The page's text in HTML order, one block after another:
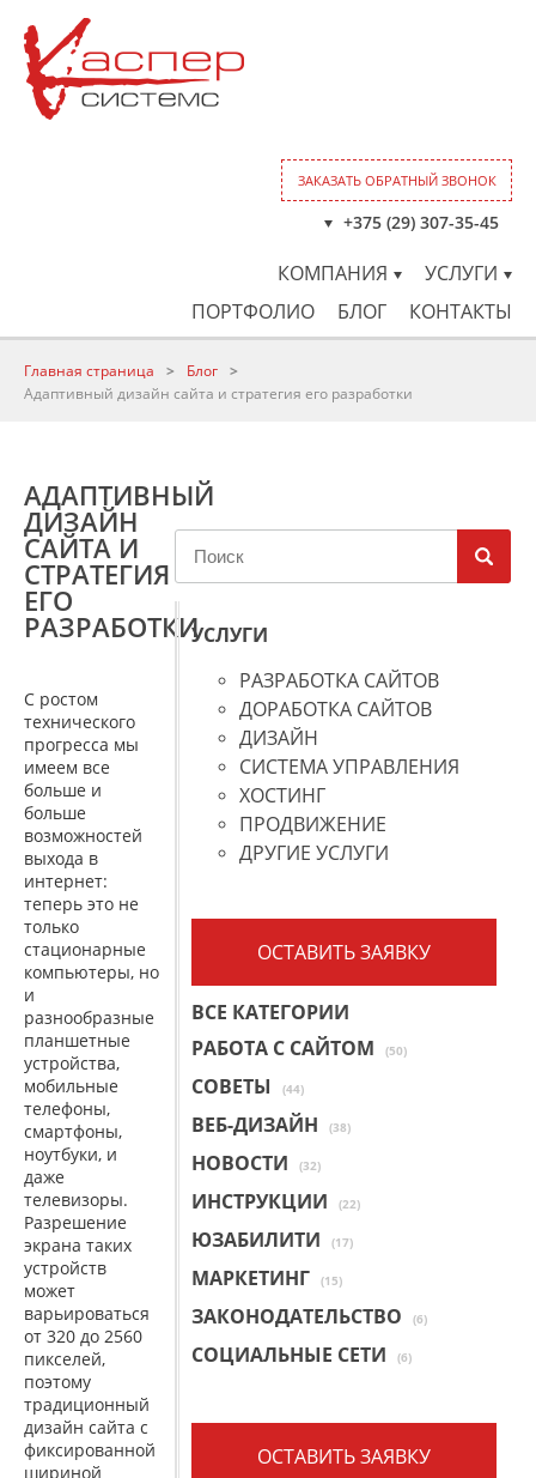
ЗАКАЗАТЬ ОБРАТНЫЙ ЗВОНОК
+375 (29) 307-35-45
КОМПАНИЯ
УСЛУГИ
ПОРТФОЛИО
БЛОГ КОНТАКТЫ
Главная страница > Блог >
Адаптивный дизайн сайта и стратегия его разработки
АДАПТИВНЫЙ
ДИЗАЙН
САЙТА И
СТРАТЕГИЯ
ЕГО
РАЗРАБОТКИ
С ростом
технического
прогресса мы
имеем все
больше и
больше
возможностей
выхода в
интернет:
теперь это не
только
стационарные
компьютеры, но
и
разнообразные
планшетные
устройства,
мобильные
телефоны,
смартфоны,
ноутбуки, и
даже
телевизоры.
Разрешение
экрана таких
устройств
может
варьироваться
от 320 до 2560
пикселей,
поэтому
традиционный
дизайн сайта с
фиксированной
шириной
УСЛУГИ
РАЗРАБОТКА САЙТОВ
ДОРАБОТКА САЙТОВ
ДИЗАЙН
СИСТЕМА УПРАВЛЕНИЯ
ХОСТИНГ
ПРОДВИЖЕНИЕ
ДРУГИЕ УСЛУГИ
ОСТАВИТЬ ЗАЯВКУ
ВСЕ КАТЕГОРИИ
РАБОТА С САЙТОМ
(50)
СОВЕТЫ (44)
ВЕБ-ДИЗАЙН (38)
НОВОСТИ (32)
ИНСТРУКЦИИ (22)
ЮЗАБИЛИТИ (17)
МАРКЕТИНГ (15)
ЗАКОНОДАТЕЛЬСТВО (6)
СОЦИАЛЬНЫЕ СЕТИ (6)
ОСТАВИТЬ ЗАЯВКУ